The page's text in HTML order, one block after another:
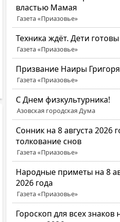
властью Мамая
Газета «Приазовье»
Техника ждёт. Дети готовы
Газета «Приазовье»
Призвание Наиры
Газета «Приазовье»
C Днем физкультурника!
Азовская городская Дума
Сонник на 8 августа 2026
толкование снов
Газета «Приазовье»
Народные приметы на 8
2026 года
Газета «Приазовье»
Гороскоп для всех знаков